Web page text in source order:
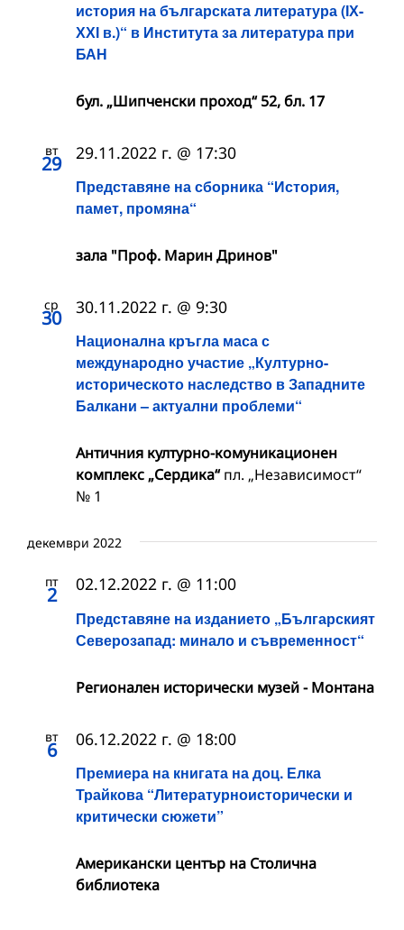
история на българската литература (ІХ-
ХХІ в.)“ в Института за литература при
БАН
бул. „Шипченски проход“ 52, бл. 17
вт
29
Представяне на сборника “История,
памет, промяна“
29.11.2022 г. @ 17:30
зала "Проф. Марин Дринов"
ср
30
Национална кръгла маса с
международно участие „Културно-
историческото наследство в Западните
Балкани – актуални проблеми“
30.11.2022 г. @ 9:30
Античния културно-комуникационен
комплекс „Сердика“пл. „Независимост“
№ 1
декември 2022
пт
2
Представяне на изданието „Българският
Северозапад: минало и съвременност“
02.12.2022 г. @ 11:00
Регионален исторически музей - Монтана
вт
6
Премиера на книгата на доц. Елка
Трайкова “Литературноисторически и
критически сюжети”
06.12.2022 г. @ 18:00
Американски център на Столична
библиотека